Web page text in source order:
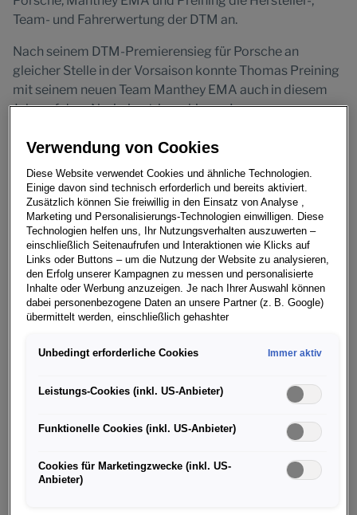
Team- und Fahrerwertung der DTM an.
Nach seinem DTM-Premierensieg für Porsche an
gleicher Stelle in der Vorsaison konnte Thomas Preining
mit seinem neuen Team Manthey EMA auch in diesem
Jahr auf dem Norisring triumphieren. Im
Werksfahrer bei sengender Hitze mit kluger
Boxenstrategie und zwei sehenswerten
Überholmanövern zur Rennhälfte gegen das
zwischenzeitlich enteilte BMW-Duo Sheldon von der
Linde und René Rast durch. Deutschland einziges
Stadtrennen lockte über das Wochenende rund 102.000
Zuschauer an.
„Ich freue mich riesig für Thomas Preining, dass er
seinen Vorjahressieg wiederholen konnte und somit
Tabellenführung behauptet“, betont Thomas
Teamwertung hat Manthey nach diesem Wochenende
die Spitze erklommen. Als Neueinsteiger in dieser
Meisterschaft verdient dies umso mehr Respekt. Schade
für Ayhancan Güven, der ohne die Strafe wegen seines
kleinen Regelverstoßes beim Boxenstopp ebenfalls aufs
Podium hätte fahren können.“
Verwendung von Cookies
Diese Website verwendet Cookies und ähnliche Technologien.
Einige davon sind technisch erforderlich und bereits aktiviert.
Zusätzlich können Sie freiwillig in den Einsatz von Analyse ,
Marketing und Personalisierungs-Technologien einwilligen. Diese
Technologien helfen uns, Ihr Nutzungsverhalten auszuwerten –
einschließlich Seitenaufrufen und Interaktionen wie Klicks auf
Links oder Buttons – um die Nutzung der Website zu analysieren,
den Erfolg unserer Kampagnen zu messen und personalisierte
Inhalte oder Werbung anzuzeigen. Je nach Ihrer Auswahl können
dabei personenbezogene Daten an unsere Partner (z. B. Google)
übermittelt werden, einschließlich gehashter
(z. B. E Mail Adresse oder Telefonnummer).
Dienste der Google Ireland Ltd., die personenbezogene Daten an
die Google LLC in den USA weiterleiten kann. In den USA besteht
und eingeschränkte Rechtsschutzmöglichkeiten können nicht
von Standardvertragsklauseln der Europäischen Kommission.
Unbedingt erforderliche Cookies Immer aktiv
Leistungs-Cookies (inkl. US-Anbieter)
Funktionelle Cookies (inkl. US-Anbieter)
Cookies für Marketingzwecke (inkl. US-
Anbieter)